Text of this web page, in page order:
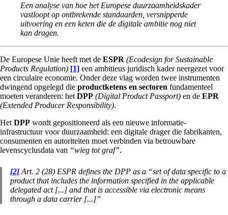
Een analyse van hoe het Europese duurzaamheidskader
vastloopt op ontbrekende standaarden, versnipperde
uitvoering en een keten die de digitale ambitie nog niet
kan dragen.
De Europese Unie heeft met de ESPR (Ecodesign for Sustainable
Products Regulation) [1] een ambitieus juridisch kader neergezet voor
een circulaire economie. Onder deze vlag worden twee instrumenten
dwingend opgelegd die productketens en sectoren fundamenteel
moeten veranderen: het DPP (Digital Product Passport) en de EPR
(Extended Producer Responsibility).
Het DPP wordt gepositioneerd als een nieuwe informatie-
infrastructuur voor duurzaamheid: een digitale drager die fabrikanten,
consumenten en autoriteiten moet verbinden via betrouwbare
levenscyclusdata van “wieg tot graf”.
[2] Art. 2 (28) ESPR defines the DPP as a “set of data specific to a
product that includes the information specified in the applicable
delegated act [...] and that is accessible via electronic means
through a data carrier [...]”